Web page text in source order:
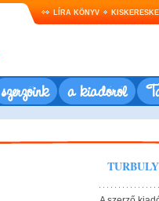
LÍRA KÖNYV
szerzőink a kiadóról